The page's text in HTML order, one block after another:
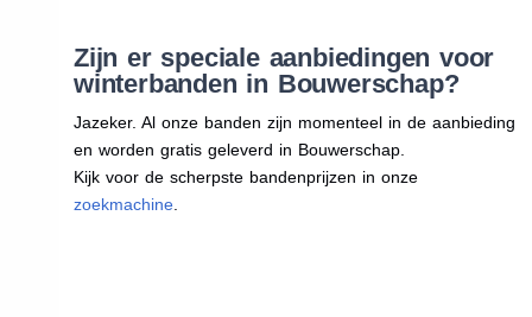
Zijn er speciale aanbiedingen voor
winterbanden in Bouwerschap?
Jazeker. Al onze banden zijn momenteel in de aanbieding
en worden gratis geleverd in Bouwerschap.
Kijk voor de scherpste bandenprijzen in onze
zoekmachine.